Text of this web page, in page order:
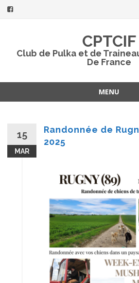
CPTCIF
Club de Pulka et de
De France
MENU
15
MAR
Randonnée de
2025